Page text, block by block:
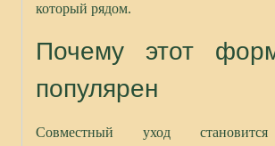
который рядом.
Почему этот
популярен
Совместный уход